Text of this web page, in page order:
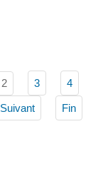
2 3 4
Suivant Fin